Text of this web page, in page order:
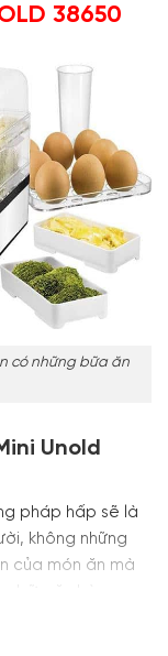
38650
có những bữa ăn
Unold
pháp hấp sẽ là
không những
của món ăn mà
luộc hấp vì
người ăn kiêng,